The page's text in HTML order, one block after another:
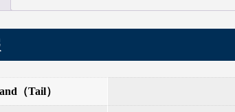
（Tail）